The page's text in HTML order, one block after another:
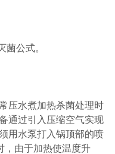
公式。
水煮加热杀菌处理时
通过引入压缩空气实现
用水泵打入锅顶部的喷
，由于加热使温度升